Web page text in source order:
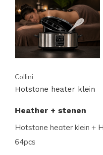
Collini
Hotstone heater klein
Heather + stenen
Hotstone heater klein +
64pcs